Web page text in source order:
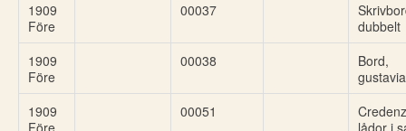
1909
Före
00037
dubbelt
1909
Före
00038
Bord,
1909
Före
00051
lådor i